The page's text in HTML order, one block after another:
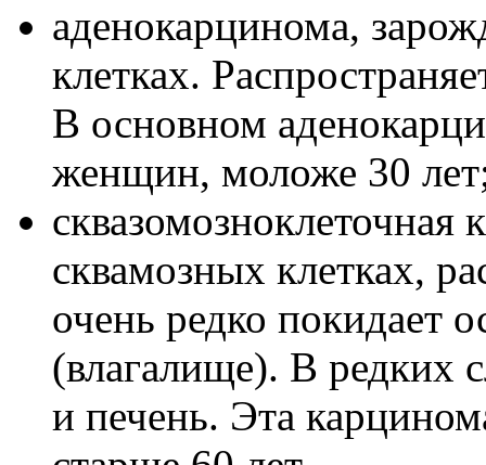
аденокарцинома,
клетках.
В основном
женщин, моложе 30
сквамозных клетках,
очень редко покидает
(влагалище). В редких
и печень. Эта